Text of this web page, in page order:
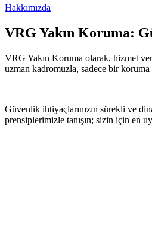
Hakkımızda
VRG Yakın Koruma:
VRG Yakın Koruma olarak, hizmet
uzman kadromuzla, sadece bir
Güvenlik ihtiyaçlarınızın sürekli ve
prensiplerimizle tanışın; sizin için en